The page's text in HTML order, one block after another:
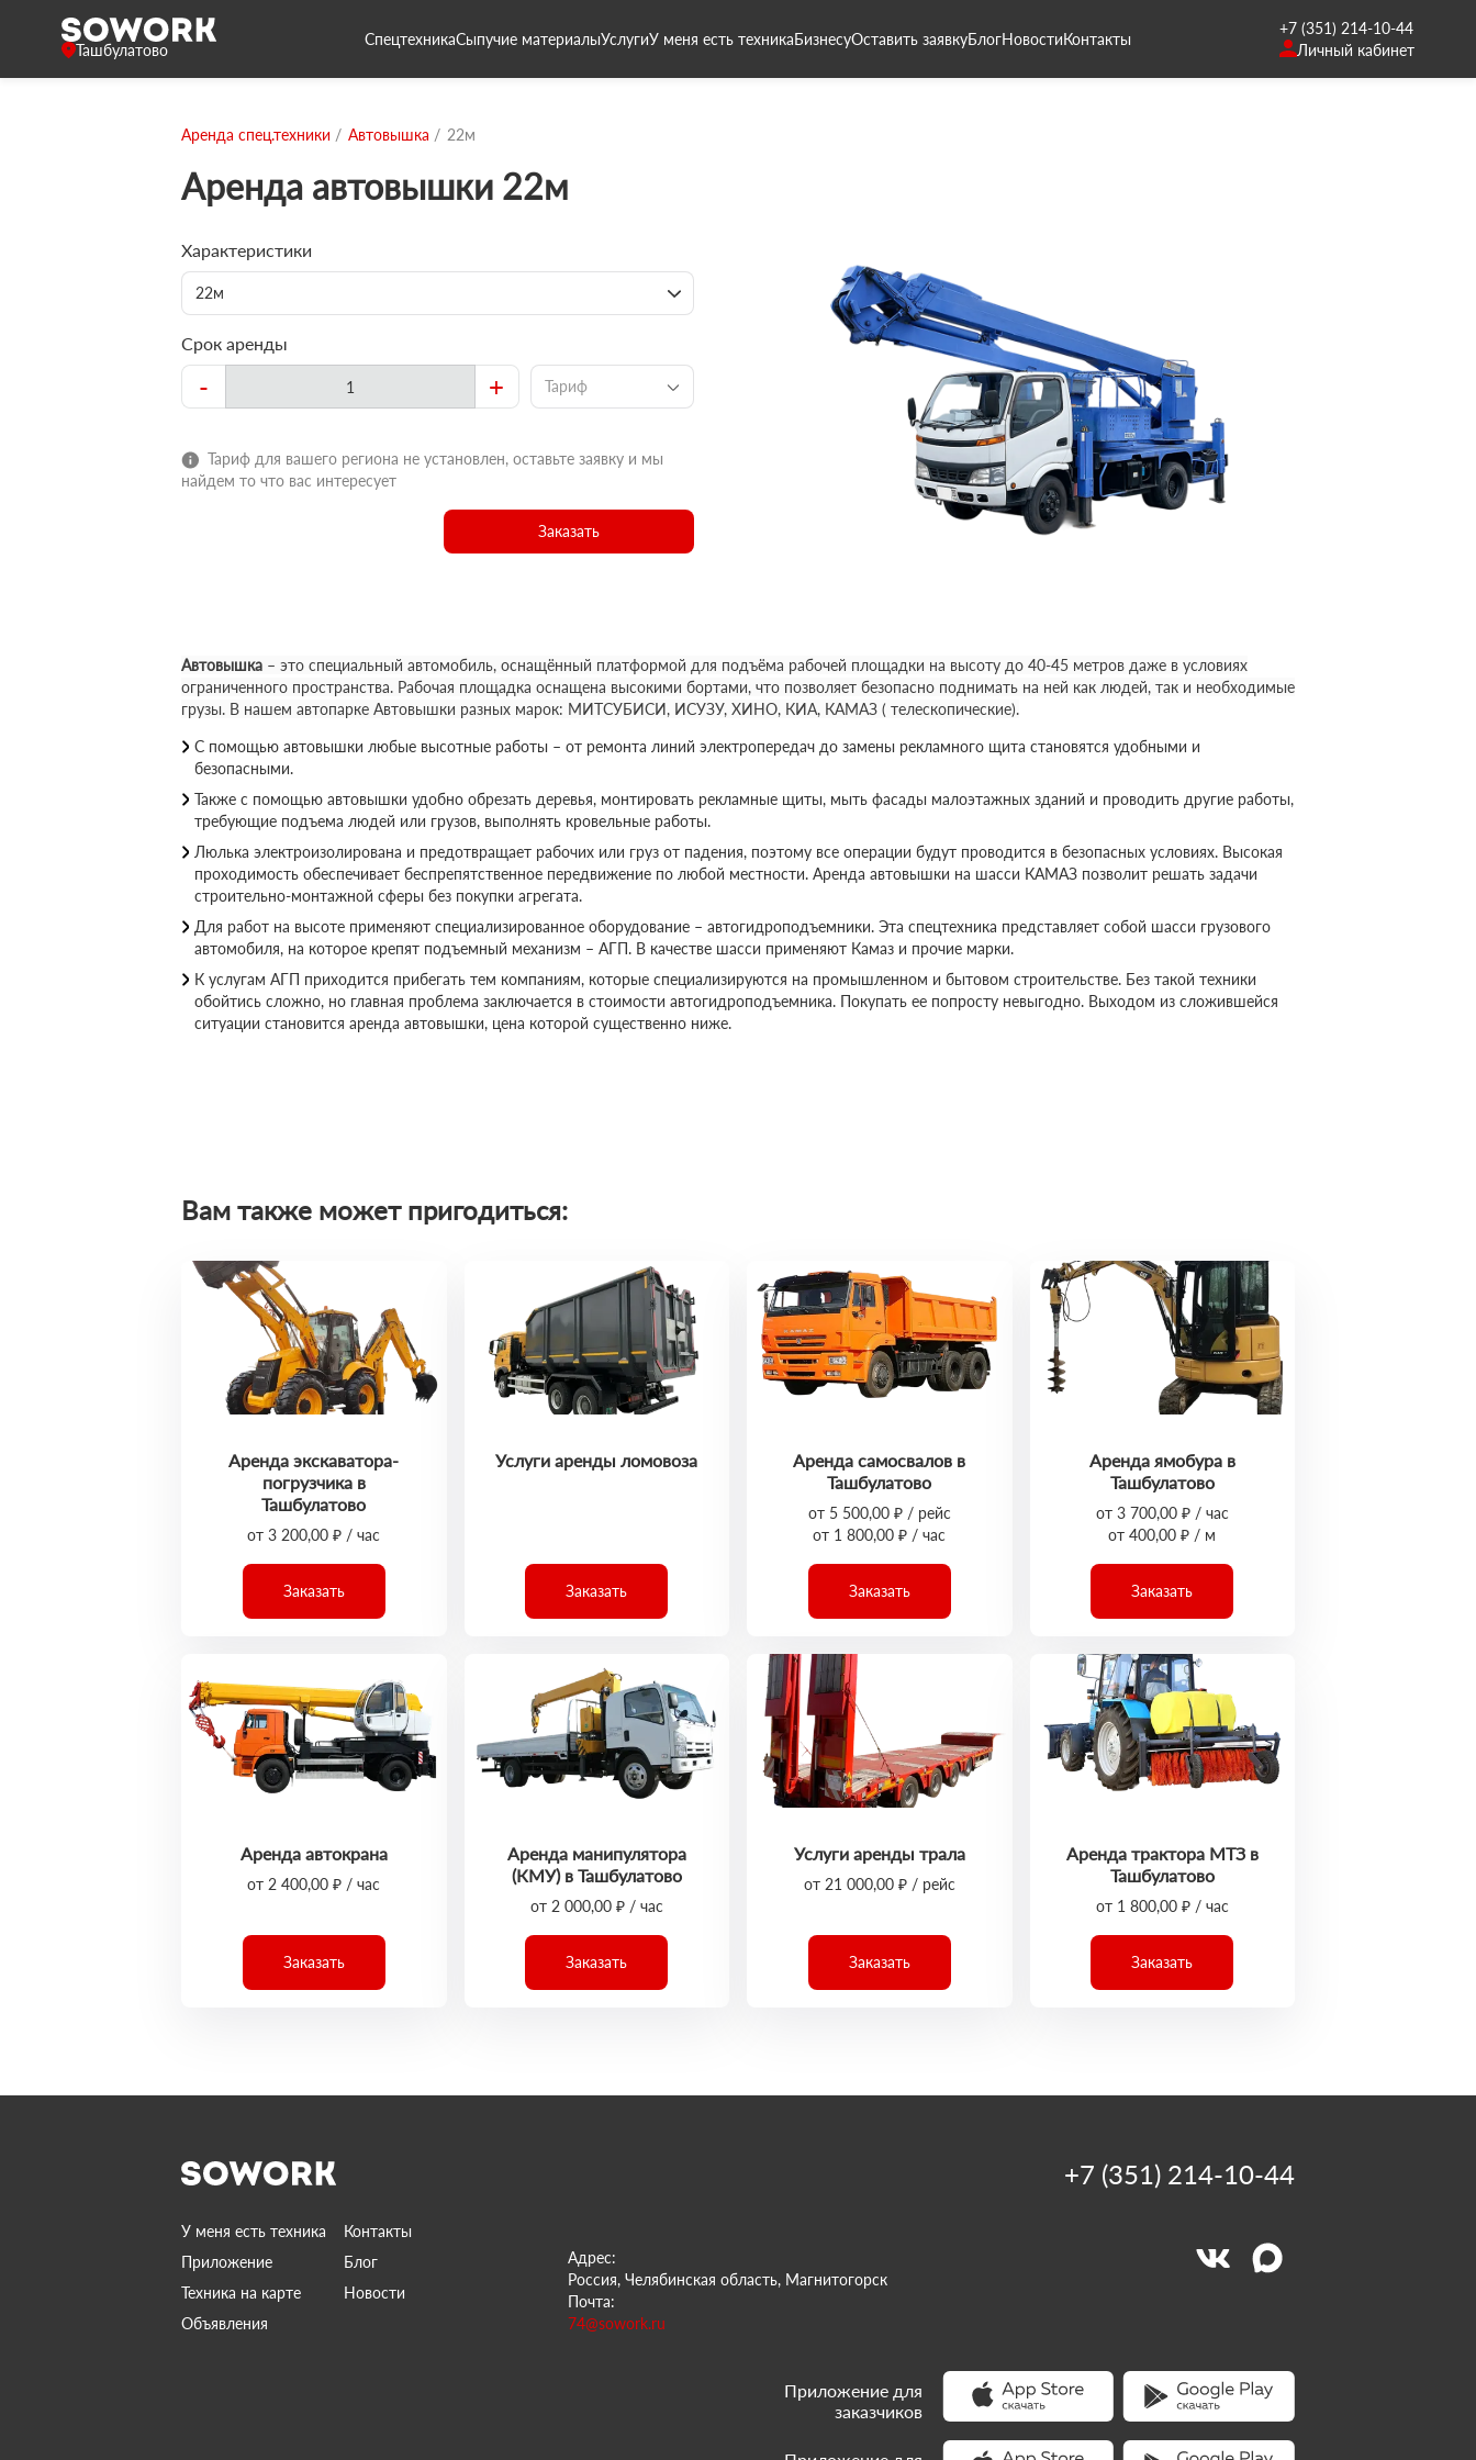
Ташбулатово
СпецтехникаСыпучие материалыУслугиУ меня есть техникаБизнесуОставить заявкуБлогНовостиКонтакты
+7 (351) 214-10-44
Личный кабинет
Аренда спец.техники Автовышка 22м
Аренда автовышки 22м
Характеристики
22м
Срок аренды
- + Тариф
Тариф для вашего региона не установлен, оставьте заявку и мы
найдем то что вас интересует
Заказать
Автовышка – это специальный автомобиль, оснащённый платформой для подъёма рабочей площадки на высоту до 40-45 метров даже в условиях
ограниченного пространства. Рабочая площадка оснащена высокими бортами, что позволяет безопасно поднимать на ней как людей, так и необходимые
грузы. В нашем автопарке Автовышки разных марок: МИТСУБИСИ, ИСУЗУ, ХИНО, КИА, КАМАЗ ( телескопические).
С помощью автовышки любые высотные работы – от ремонта линий электропередач до замены рекламного щита становятся удобными и
безопасными.
Также с помощью автовышки удобно обрезать деревья, монтировать рекламные щиты, мыть фасады малоэтажных зданий и проводить другие работы,
требующие подъема людей или грузов, выполнять кровельные работы.
Люлька электроизолирована и предотвращает рабочих или груз от падения, поэтому все операции будут проводится в безопасных условиях. Высокая
проходимость обеспечивает беспрепятственное передвижение по любой местности. Аренда автовышки на шасси КАМАЗ позволит решать задачи
строительно-монтажной сферы без покупки агрегата.
Для работ на высоте применяют специализированное оборудование – автогидроподъемники. Эта спецтехника представляет собой шасси грузового
автомобиля, на которое крепят подъемный механизм – АГП. В качестве шасси применяют Камаз и прочие марки.
К услугам АГП приходится прибегать тем компаниям, которые специализируются на промышленном и бытовом строительстве. Без такой техники
обойтись сложно, но главная проблема заключается в стоимости автогидроподъемника. Покупать ее попросту невыгодно. Выходом из сложившейся
ситуации становится аренда автовышки, цена которой существенно ниже.
Вам также может пригодиться:
Аренда экскаватора-
погрузчика в
Ташбулатово
от 3 200,00 ₽ / час
Заказать
Услуги аренды ломовоза
Заказать
Аренда самосвалов в
Ташбулатово
от 5 500,00 ₽ / рейс
от 1 800,00 ₽ / час
Заказать
Аренда ямобура в
Ташбулатово
от 3 700,00 ₽ / час
от 400,00 ₽ / м
Заказать
Аренда автокрана
от 2 400,00 ₽ / час
Заказать
Аренда манипулятора
(КМУ) в Ташбулатово
от 2 000,00 ₽ / час
Заказать
Услуги аренды трала
от 21 000,00 ₽ / рейс
Заказать
Аренда трактора МТЗ в
Ташбулатово
от 1 800,00 ₽ / час
Заказать
У меня есть техника
Контакты
Приложение
Блог
Техника на карте
Новости
Объявления
Адрес:
Россия, Челябинская область, Магнитогорск
Почта:
74@sowork.ru
+7 (351) 214-10-44
Приложение для
заказчиков